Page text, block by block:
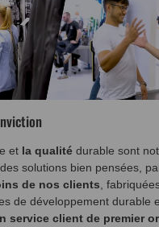
et la qualité durable sont
solutions bien pensées,
de nos clients ,
de développement durable
service client de premier